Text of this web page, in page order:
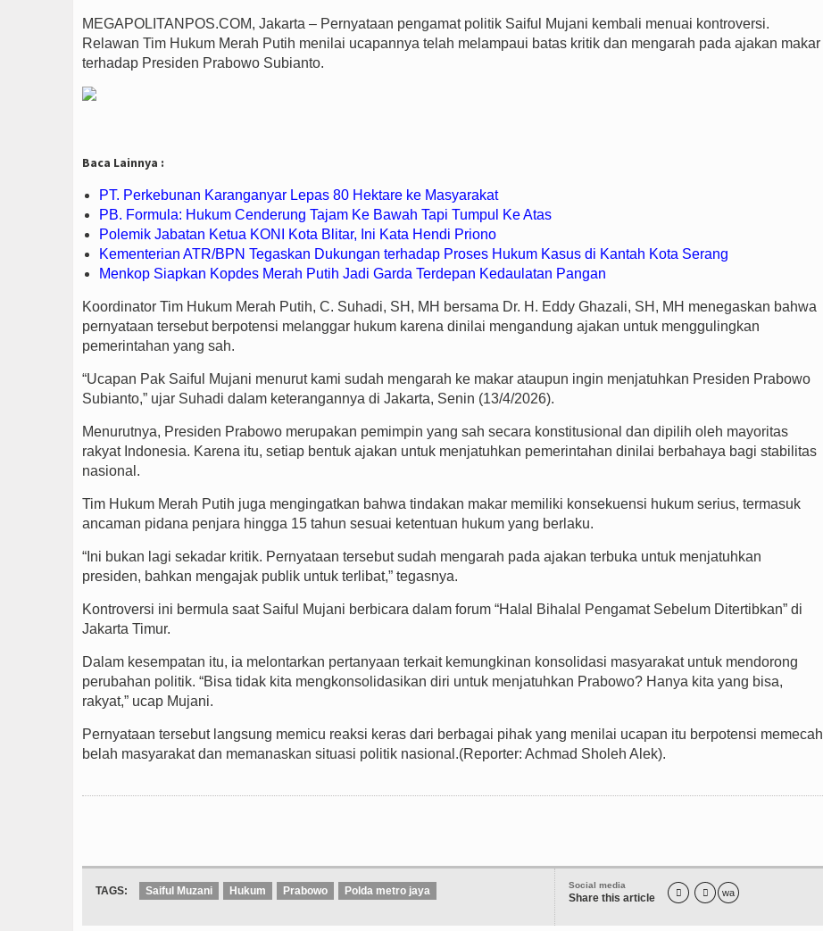
MEGAPOLITANPOS.COM, Jakarta – Pernyataan pengamat politik Saiful Mujani kembali menuai kontroversi.
Relawan Tim Hukum Merah Putih menilai ucapannya telah melampaui batas kritik dan mengarah pada ajakan makar
terhadap Presiden Prabowo Subianto.
Baca Lainnya :
PT. Perkebunan Karanganyar Lepas 80 Hektare ke Masyarakat
PB. Formula: Hukum Cenderung Tajam Ke Bawah Tapi Tumpul Ke Atas
Polemik Jabatan Ketua KONI Kota Blitar, Ini Kata Hendi Priono
Kementerian ATR/BPN Tegaskan Dukungan terhadap Proses Hukum Kasus di Kantah Kota Serang
Menkop Siapkan Kopdes Merah Putih Jadi Garda Terdepan Kedaulatan Pangan
Koordinator Tim Hukum Merah Putih, C. Suhadi, SH, MH bersama Dr. H. Eddy Ghazali, SH, MH menegaskan bahwa
pernyataan tersebut berpotensi melanggar hukum karena dinilai mengandung ajakan untuk menggulingkan
pemerintahan yang sah.
“Ucapan Pak Saiful Mujani menurut kami sudah mengarah ke makar ataupun ingin menjatuhkan Presiden Prabowo
Subianto,” ujar Suhadi dalam keterangannya di Jakarta, Senin (13/4/2026).
Menurutnya, Presiden Prabowo merupakan pemimpin yang sah secara konstitusional dan dipilih oleh mayoritas
rakyat Indonesia. Karena itu, setiap bentuk ajakan untuk menjatuhkan pemerintahan dinilai berbahaya bagi stabilitas
nasional.
Tim Hukum Merah Putih juga mengingatkan bahwa tindakan makar memiliki konsekuensi hukum serius, termasuk
ancaman pidana penjara hingga 15 tahun sesuai ketentuan hukum yang berlaku.
“Ini bukan lagi sekadar kritik. Pernyataan tersebut sudah mengarah pada ajakan terbuka untuk menjatuhkan
presiden, bahkan mengajak publik untuk terlibat,” tegasnya.
Kontroversi ini bermula saat Saiful Mujani berbicara dalam forum “Halal Bihalal Pengamat Sebelum Ditertibkan” di
Jakarta Timur.
Dalam kesempatan itu, ia melontarkan pertanyaan terkait kemungkinan konsolidasi masyarakat untuk mendorong
perubahan politik. “Bisa tidak kita mengkonsolidasikan diri untuk menjatuhkan Prabowo? Hanya kita yang bisa,
rakyat,” ucap Mujani.
Pernyataan tersebut langsung memicu reaksi keras dari berbagai pihak yang menilai ucapan itu berpotensi memecah
belah masyarakat dan memanaskan situasi politik nasional.(Reporter: Achmad Sholeh Alek).
Social media
Share this article   wa
TAGS: Saiful Muzani Hukum Prabowo Polda metro jaya